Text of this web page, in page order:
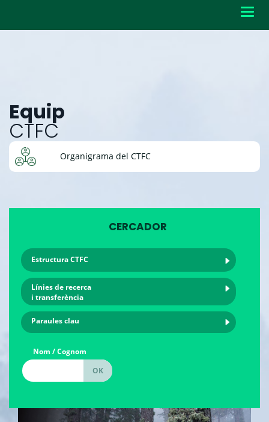
Equip
CTFC
Organigrama del CTFC
CERCADOR
Estructura CTFC
Línies de recerca
i transferència
Paraules clau
Nom / Cognom